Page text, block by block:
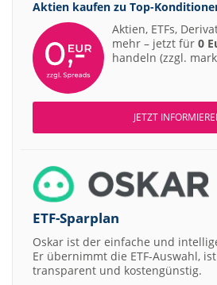
Aktien kaufen zu Top-
Aktien, ETFs,
mehr – jetzt für 0
handeln (zzgl.
JETZT
ETF-Sparplan
Oskar ist der einfache und
Er übernimmt die ETF-Auswahl,
transparent und kostengünstig.